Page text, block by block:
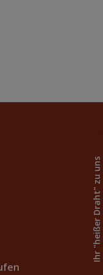
Ihr "heißer Draht" zu uns